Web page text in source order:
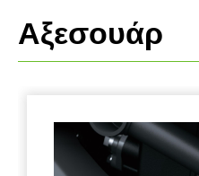
Αξεσουάρ